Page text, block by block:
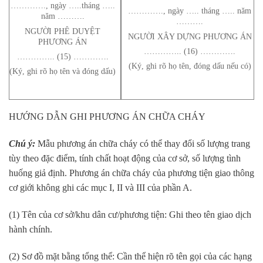
…………., ngày …..tháng …..
năm ……….
NGƯỜI PHÊ DUYỆT
PHƯƠNG ÁN
………….. (15) ………….
(Ký, ghi rõ họ tên và đóng dấu)
…………., ngày ….. tháng ….. năm
……….
NGƯỜI XÂY DỰNG PHƯƠNG ÁN
………….. (16) ………….
(Ký, ghi rõ họ tên, đóng dấu nếu có)
HƯỚNG DẪN GHI PHƯƠNG ÁN CHỮA CHÁY
Chú ý: Mẫu phương án chữa cháy có thể thay đổi số lượng trang
tùy theo đặc điểm, tính chất hoạt động của cơ sở, số lượng tình
huống giả định. Phương án chữa cháy của phương tiện giao thông
cơ giới không ghi các mục I, II và III của phần A.
(1) Tên của cơ sở/khu dân cư/phương tiện: Ghi theo tên giao dịch
hành chính.
(2) Sơ đồ mặt bằng tổng thể: Cần thể hiện rõ tên gọi của các hạng